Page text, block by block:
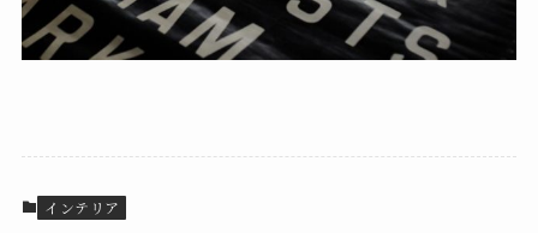
インテリア